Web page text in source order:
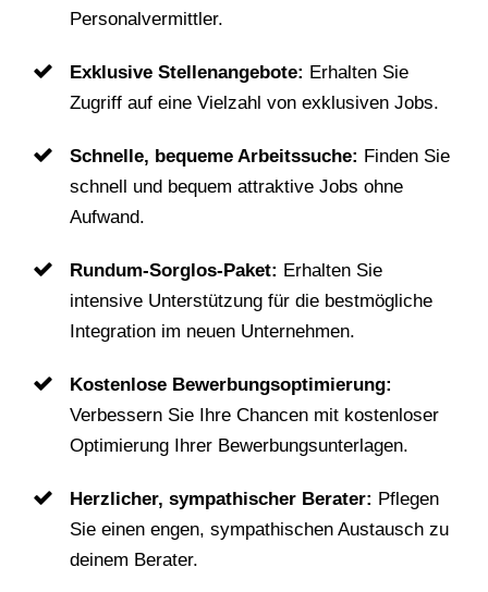
Personalvermittler.
Exklusive Stellenangebote: Erhalten Sie
Zugriff auf eine Vielzahl von exklusiven Jobs.
Schnelle, bequeme Arbeitssuche: Finden Sie
schnell und bequem attraktive Jobs ohne
Aufwand.
Rundum-Sorglos-Paket: Erhalten Sie
intensive Unterstützung für die bestmögliche
Integration im neuen Unternehmen.
Kostenlose Bewerbungsoptimierung:
Verbessern Sie Ihre Chancen mit kostenloser
Optimierung Ihrer Bewerbungsunterlagen.
Herzlicher, sympathischer Berater: Pflegen
Sie einen engen, sympathischen Austausch zu
deinem Berater.